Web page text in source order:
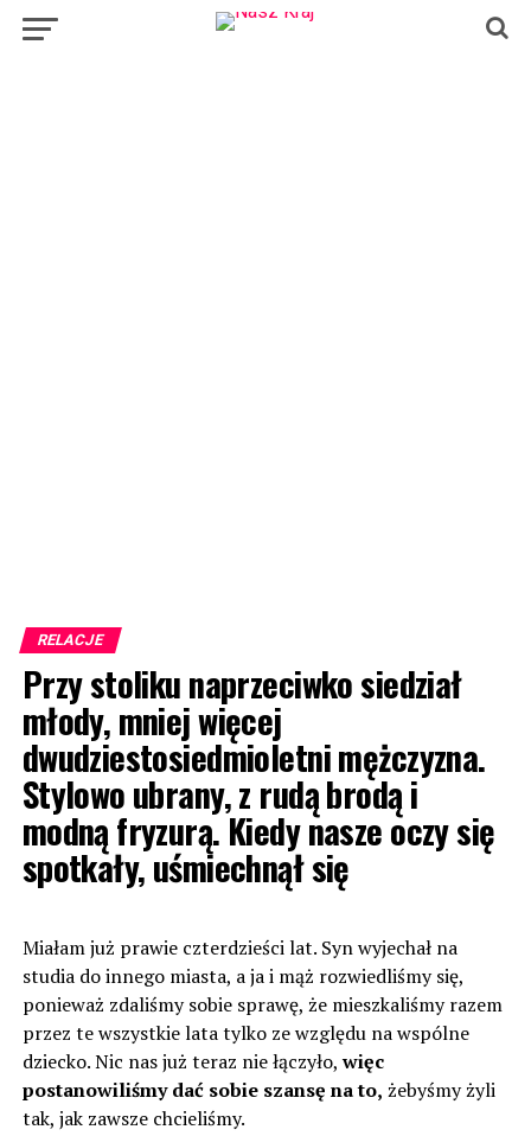
RELACJE
Przy stoliku naprzeciwko siedział
młody, mniej więcej
dwudziestosiedmioletni mężczyzna.
Stylowo ubrany, z rudą brodą i
modną fryzurą. Kiedy nasze oczy się
spotkały, uśmiechnął się
Miałam już prawie czterdzieści lat. Syn wyjechał na
studia do innego miasta, a ja i mąż rozwiedliśmy się,
ponieważ zdaliśmy sobie sprawę, że mieszkaliśmy razem
przez te wszystkie lata tylko ze względu na wspólne
dziecko. Nic nas już teraz nie łączyło,więc
postanowiliśmy dać sobie szansę na to, żebyśmy żyli
tak, jak zawsze chcieliśmy.